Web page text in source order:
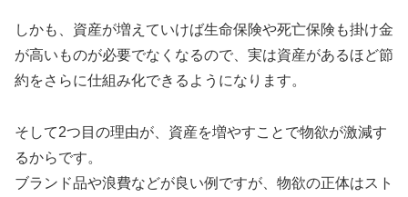
しかも、資産が増えていけば生命保険や死亡保険も掛け金
が高いものが必要でなくなるので、実は資産があるほど節
約をさらに仕組み化できるようになります。
そして2つ目の理由が、資産を増やすことで物欲が激減す
るからです。
ブランド品や浪費などが良い例ですが、物欲の正体はスト